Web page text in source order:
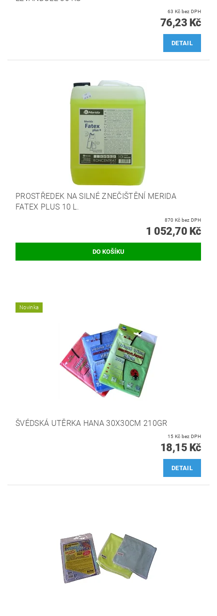
63 Kč bez DPH
76,23 Kč
DETAIL
PROSTŘEDEK NA SILNÉ ZNEČIŠTĚNÍ MERIDA
FATEX PLUS 10 L.
870 Kč bez DPH
1 052,70 Kč
Novinka
ŠVÉDSKÁ UTĚRKA HANA 30X30CM 210GR
15 Kč bez DPH
18,15 Kč
DETAIL